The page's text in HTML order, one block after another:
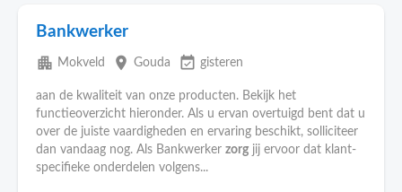
Bankwerker
apartment Mokveld place Gouda event_available gisteren
aan de kwaliteit van onze producten. Bekijk het
functieoverzicht hieronder. Als u ervan overtuigd bent dat u
over de juiste vaardigheden en ervaring beschikt, solliciteer
dan vandaag nog. Als Bankwerker zorg jij ervoor dat klant-
specifieke onderdelen volgens...